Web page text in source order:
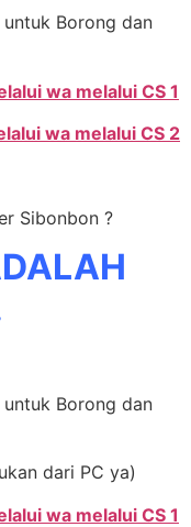
Borong dan
wa melalui CS 1
wa melalui CS 2
Sibonbon ?
Borong dan
dari PC ya)
wa melalui CS 1